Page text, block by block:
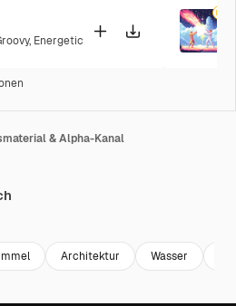
, Energetic
& Alpha-Kanal
Architektur Wasser